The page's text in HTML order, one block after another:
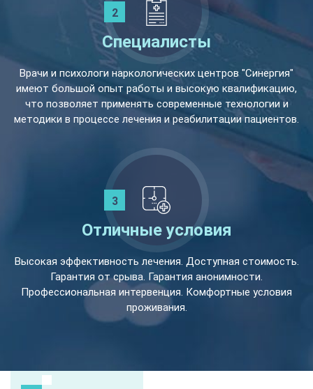
Специалисты
Врачи и психологи наркологических центров "Синергия"
имеют большой опыт работы и высокую квалификацию,
что позволяет применять современные технологии и
методики в процессе лечения и реабилитации пациентов.
Отличные условия
Высокая эффективность лечения. Доступная стоимость.
Гарантия от срыва. Гарантия анонимности.
Профессиональная интервенция. Комфортные условия
проживания.